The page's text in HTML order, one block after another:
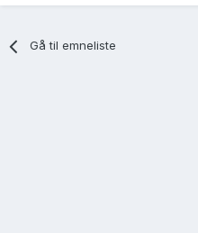
Gå til emneliste